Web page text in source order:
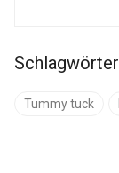
Schlagwörter
Tummy tuck